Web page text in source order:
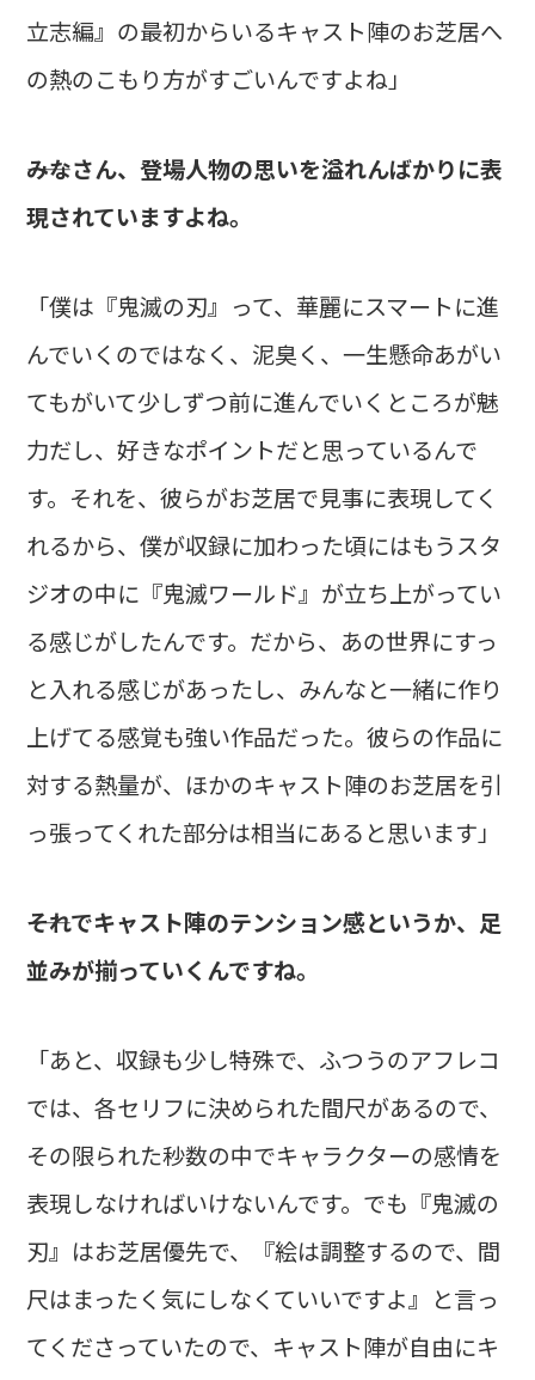
立志編』の最初からいるキャスト陣のお芝居へ
の熱のこもり方がすごいんですよね」
――みなさん、登場人物の思いを溢れんばかりに表
現されていますよね。
「僕は『鬼滅の刃』って、華麗にスマートに進
んでいくのではなく、泥臭く、一生懸命あがい
てもがいて少しずつ前に進んでいくところが魅
力だし、好きなポイントだと思っているんで
す。それを、彼らがお芝居で見事に表現してく
れるから、僕が収録に加わった頃にはもうスタ
ジオの中に『鬼滅ワールド』が立ち上がってい
る感じがしたんです。だから、あの世界にすっ
と入れる感じがあったし、みんなと一緒に作り
上げてる感覚も強い作品だった。彼らの作品に
対する熱量が、ほかのキャスト陣のお芝居を引
っ張ってくれた部分は相当にあると思います」
――それでキャスト陣のテンション感というか、足
並みが揃っていくんですね。
「あと、収録も少し特殊で、ふつうのアフレコ
では、各セリフに決められた間尺があるので、
その限られた秒数の中でキャラクターの感情を
表現しなければいけないんです。でも『鬼滅の
刃』はお芝居優先で、『絵は調整するので、間
尺はまったく気にしなくていいですよ』と言っ
てくださっていたので、キャスト陣が自由にキ